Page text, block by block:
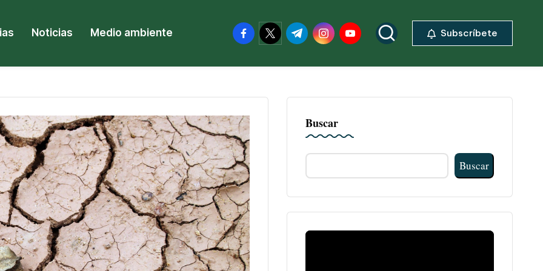
Noticias Medio ambiente facebook.com
twitter.com
t.me instagram.com
youtube.com Subscríbete
Buscar
Buscar